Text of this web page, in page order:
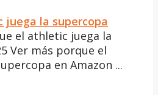
juega la supercopa
el athletic juega la
Ver más porque el
en Amazon ...